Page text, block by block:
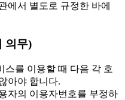
에서 별도로 규정한 바에
의무)
를 이용할 때 다음 각 호
아야 합니다.
자의 이용자번호를 부정하